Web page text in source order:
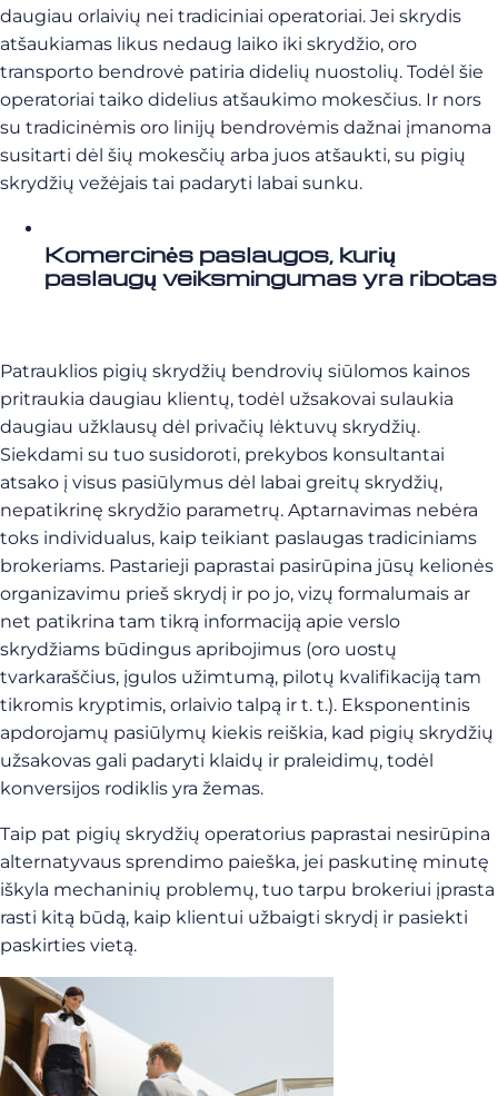
daugiau orlaivių nei tradiciniai operatoriai. Jei skrydis
atšaukiamas likus nedaug laiko iki skrydžio, oro
transporto bendrovė patiria didelių nuostolių. Todėl šie
operatoriai taiko didelius atšaukimo mokesčius. Ir nors
su tradicinėmis oro linijų bendrovėmis dažnai įmanoma
susitarti dėl šių mokesčių arba juos atšaukti, su pigių
skrydžių vežėjais tai padaryti labai sunku.
Komercinės paslaugos, kurių
paslaugų veiksmingumas yra ribotas
Patrauklios pigių skrydžių bendrovių siūlomos kainos
pritraukia daugiau klientų, todėl užsakovai sulaukia
daugiau užklausų dėl privačių lėktuvų skrydžių.
Siekdami su tuo susidoroti, prekybos konsultantai
atsako į visus pasiūlymus dėl labai greitų skrydžių,
nepatikrinę skrydžio parametrų. Aptarnavimas nebėra
toks individualus, kaip teikiant paslaugas tradiciniams
brokeriams. Pastarieji paprastai pasirūpina jūsų kelionės
organizavimu prieš skrydį ir po jo, vizų formalumais ar
net patikrina tam tikrą informaciją apie verslo
skrydžiams būdingus apribojimus (oro uostų
tvarkaraščius, įgulos užimtumą, pilotų kvalifikaciją tam
tikromis kryptimis, orlaivio talpą ir t. t.). Eksponentinis
apdorojamų pasiūlymų kiekis reiškia, kad pigių skrydžių
užsakovas gali padaryti klaidų ir praleidimų, todėl
konversijos rodiklis yra žemas.
Taip pat pigių skrydžių operatorius paprastai nesirūpina
alternatyvaus sprendimo paieška, jei paskutinę minutę
iškyla mechaninių problemų, tuo tarpu brokeriui įprasta
rasti kitą būdą, kaip klientui užbaigti skrydį ir pasiekti
paskirties vietą.